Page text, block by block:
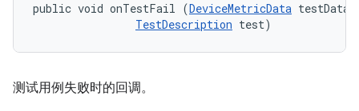
public void onTestFail (DeviceMetricData
TestDescription test)
测试用例失败时的回调。